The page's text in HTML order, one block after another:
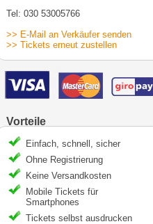
Tel: 030 53005766
>> E-Mail an Verkäufer senden
>> Tickets erneut zustellen
Vorteile
Einfach, schnell, sicher
Ohne Registrierung
Keine Versandkosten
Mobile Tickets für
Smartphones
Tickets selbst ausdrucken